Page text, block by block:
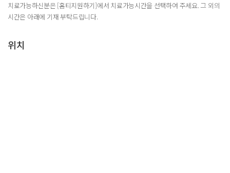
치료가능하신분은 [홈티지원하기]에서 치료가능시간을 선택하여 주세요. 그 외의
시간은 아래에 기재 부탁드립니다.
위치